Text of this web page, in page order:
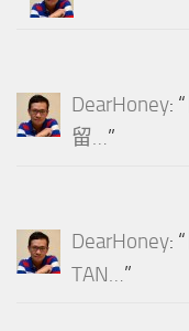
DearHoney: “
留…”
DearHoney: “
TAN…”